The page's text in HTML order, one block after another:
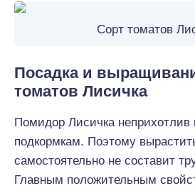
Сорт томатов
Посадка и
томатов Лисичка
Помидор Лисичка неприхотлив
подкормкам. Поэтому
самостоятельно не составит
Главным положительным